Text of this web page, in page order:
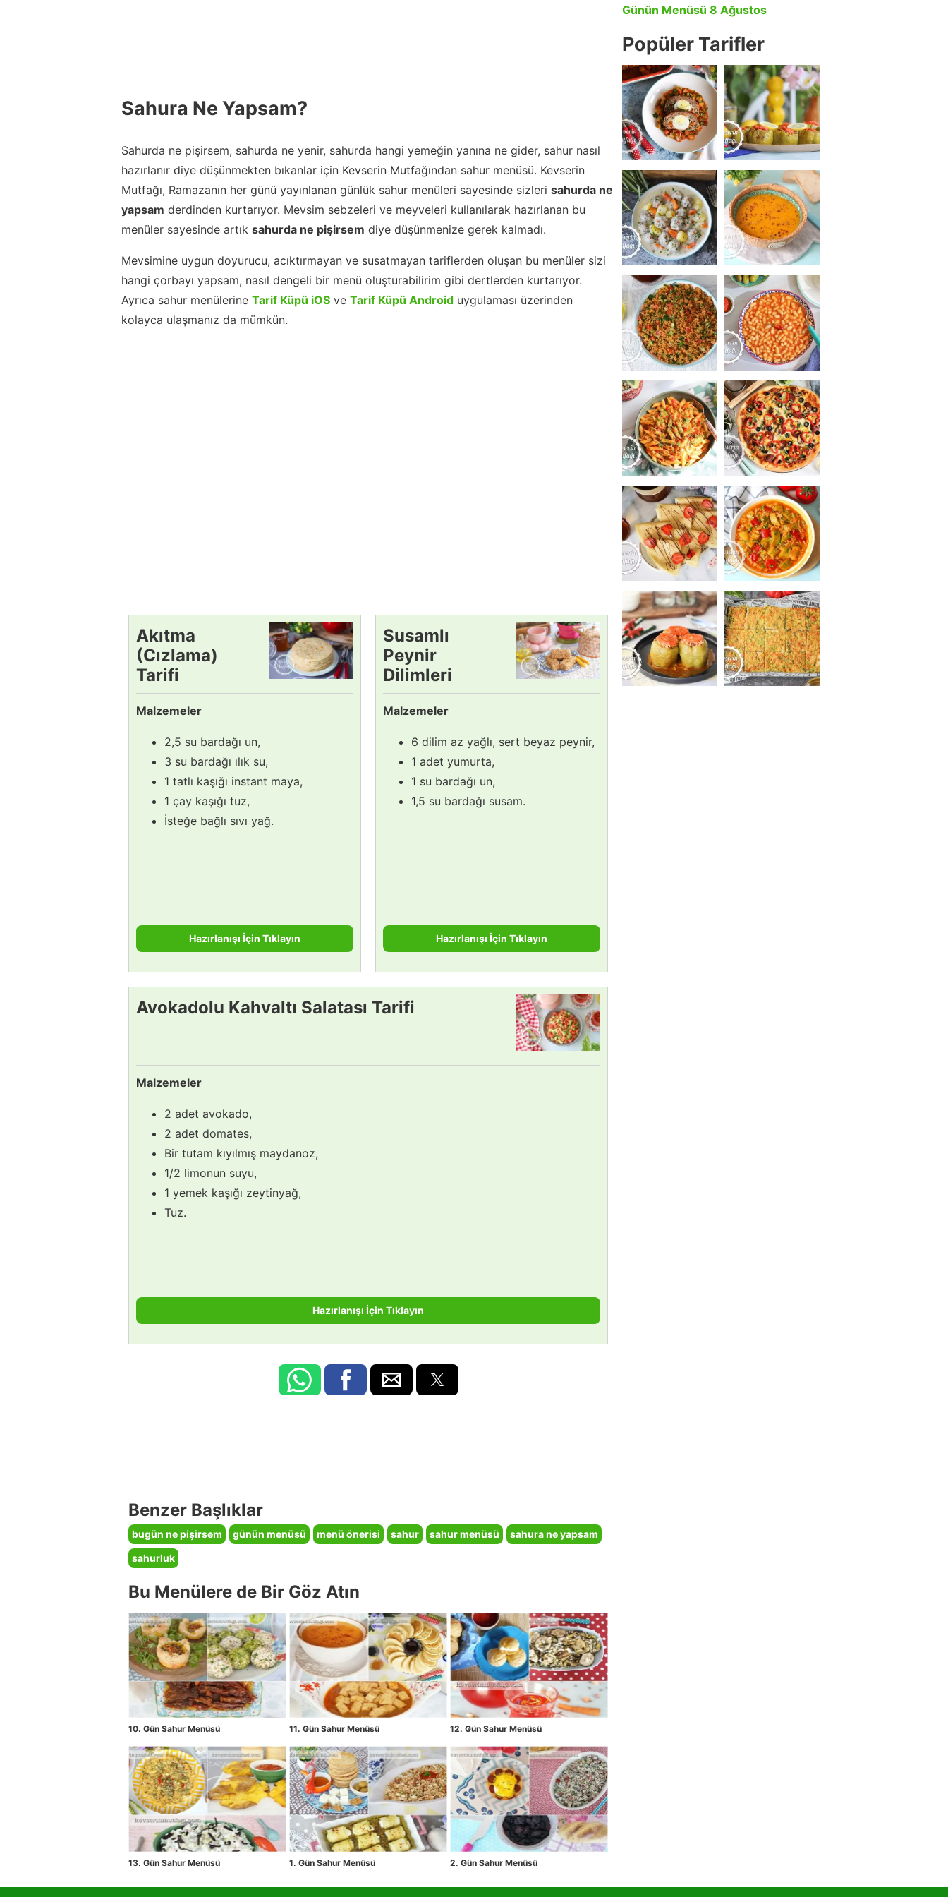
Sahura Ne Yapsam?
Sahurda ne pişirsem, sahurda ne yenir, sahurda hangi yemeğin yanına ne gider, sahur nasıl
hazırlanır diye düşünmekten bıkanlar için Kevserin Mutfağından sahur menüsü. Kevserin
Mutfağı, Ramazanın her günü yayınlanan günlük sahur menüleri sayesinde sizleri sahurda ne
yapsam derdinden kurtarıyor. Mevsim sebzeleri ve meyveleri kullanılarak hazırlanan bu
menüler sayesinde artık sahurda ne pişirsem diye düşünmenize gerek kalmadı.
Mevsimine uygun doyurucu, acıktırmayan ve susatmayan tariflerden oluşan bu menüler sizi
hangi çorbayı yapsam, nasıl dengeli bir menü oluşturabilirim gibi dertlerden kurtarıyor.
Ayrıca sahur menülerine Tarif Küpü iOS ve Tarif Küpü Android uygulaması üzerinden
kolayca ulaşmanız da mümkün.
Akıtma
(Cızlama)
Tarifi
Malzemeler
2,5 su bardağı un,
3 su bardağı ılık su,
1 tatlı kaşığı instant maya,
1 çay kaşığı tuz,
İsteğe bağlı sıvı yağ.
Hazırlanışı İçin Tıklayın
Susamlı
Peynir
Dilimleri
Tarifi
Malzemeler
6 dilim az yağlı, sert beyaz peynir,
1 adet yumurta,
1 su bardağı un,
1,5 su bardağı susam.
Hazırlanışı İçin Tıklayın
Avokadolu Kahvaltı Salatası Tarifi
Malzemeler
2 adet avokado,
2 adet domates,
Bir tutam kıyılmış maydanoz,
1/2 limonun suyu,
1 yemek kaşığı zeytinyağ,
Tuz.
Hazırlanışı İçin Tıklayın
Benzer Başlıklar
bugün ne pişirsem günün menüsü menü önerisi sahur sahur menüsü
sahura ne yapsam
sahurluk
Bu Menülere de Bir Göz Atın
10. Gün Sahur Menüsü 11. Gün Sahur Menüsü 12. Gün Sahur Menüsü
13. Gün Sahur Menüsü 1. Gün Sahur Menüsü 2. Gün Sahur Menüsü
Günün Menüsü 8 Ağustos
Popüler Tarifler